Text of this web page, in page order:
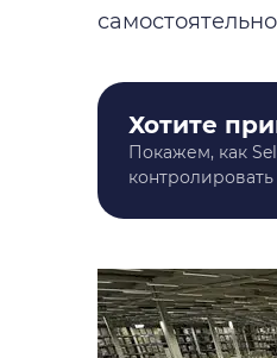
Хотите
Покажем, как
контролировать